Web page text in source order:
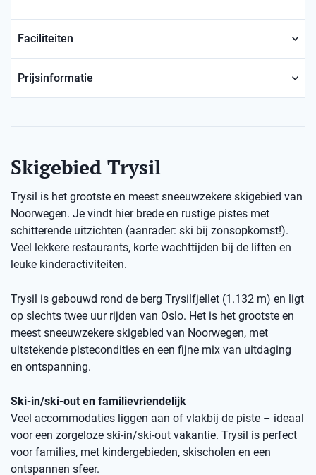
Faciliteiten
Prijsinformatie
Skigebied Trysil
Trysil is het grootste en meest sneeuwzekere skigebied van
Noorwegen. Je vindt hier brede en rustige pistes met
schitterende uitzichten (aanrader: ski bij zonsopkomst!).
Veel lekkere restaurants, korte wachttijden bij de liften en
leuke kinderactiviteiten.
Trysil is gebouwd rond de berg Trysilfjellet (1.132 m) en ligt
op slechts twee uur rijden van Oslo. Het is het grootste en
meest sneeuwzekere skigebied van Noorwegen, met
uitstekende pistecondities en een fijne mix van uitdaging
en ontspanning.
Ski-in/ski-out en familievriendelijk
Veel accommodaties liggen aan of vlakbij de piste – ideaal
voor een zorgeloze ski-in/ski-out vakantie. Trysil is perfect
voor families, met kindergebieden, skischolen en een
ontspannen sfeer.